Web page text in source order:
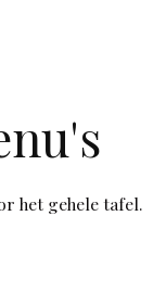
het gehele tafel.